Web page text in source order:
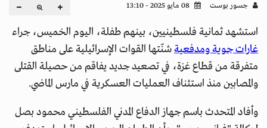
جسور بوست
استشهد ثمانية فلسطينيين، بينهم طفلة، اليوم الخميس، جراء
غارات جوية ومدفعيةشنّتها القوات الإسرائيلية على مناطق
متفرقة من قطاع غزة، في تصعيد جديد يفاقم من حصيلة القتلى
والمصابين منذ استئناف العمليات العسكرية في مارس الماضي.
وأفاد المتحدث باسم جهاز الدفاع المدني الفلسطيني محمود بصل